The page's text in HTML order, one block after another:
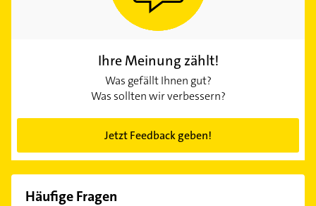
Ihre Meinung zählt!
Was gefällt Ihnen gut?
Was sollten wir verbessern?
Jetzt Feedback geben!
Häufige Fragen